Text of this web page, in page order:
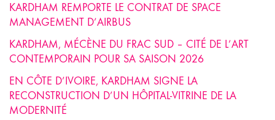
KARDHAM REMPORTE LE CONTRAT DE SPACE
MANAGEMENT D’AIRBUS
KARDHAM, MÉCÈNE DU FRAC SUD – CITÉ DE L’ART
CONTEMPORAIN POUR SA SAISON 2026
EN CÔTE D’IVOIRE, KARDHAM SIGNE LA
RECONSTRUCTION D’UN HÔPITAL-VITRINE DE LA
MODERNITÉ